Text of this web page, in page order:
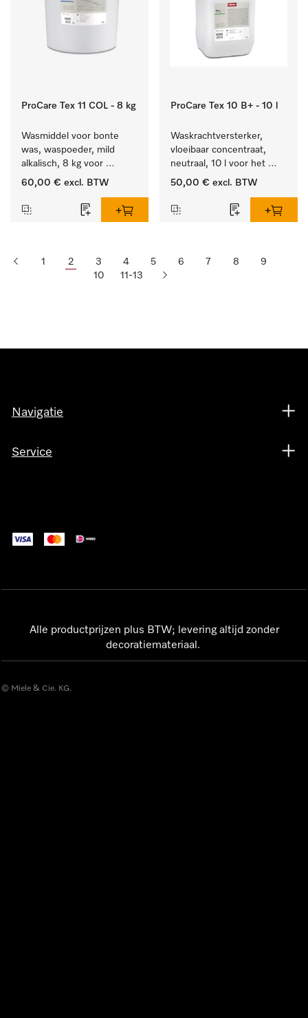
ProCare Tex 11 COL - 8 kg
Wasmiddel voor bonte
was, waspoeder, mild
alkalisch, 8 kg voor
behoud van kleur en
was.
60,00 € excl. BTW
ProCare Tex 10 B+ - 10 l
Waskrachtversterker,
vloeibaar concentraat,
neutraal, 10 l voor het
effectief verwijderen van
50,00 € excl. BTW
1 2 3 4 5 6 7 8
9
10
11-13
Navigatie
Service
Alle productprijzen plus BTW; levering altijd zonder
decoratiemateriaal.
© Miele & Cie. KG.